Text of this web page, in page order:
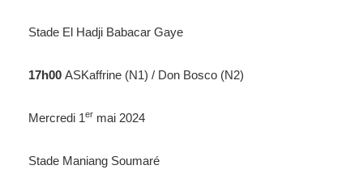
Stade El Hadji Babacar Gaye
17h00 ASKaffrine (N1) / Don Bosco (N2)
Mercredi 1er mai 2024
Stade Maniang Soumaré